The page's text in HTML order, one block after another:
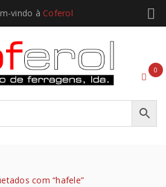
vindo à Coferol
0
com “hafele”